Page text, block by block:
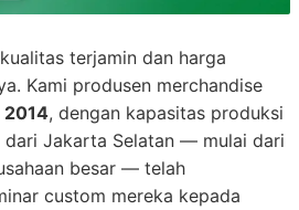
terjamin dan harga
Kami produsen merchandise
2014, dengan kapasitas produksi
dari Jakarta Selatan — mulai dari
besar — telah
custom mereka kepada